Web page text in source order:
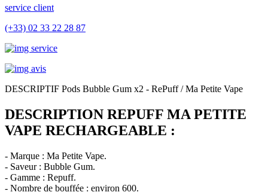
service client
(+33) 02 33 22 28 87
DESCRIPTIF Pods Bubble Gum x2 - RePuff / Ma Petite Vape
DESCRIPTION REPUFF MA PETITE
VAPE RECHARGEABLE :
- Marque : Ma Petite Vape.
- Saveur : Bubble Gum.
- Gamme : Repuff.
- Nombre de bouffée : environ 600.